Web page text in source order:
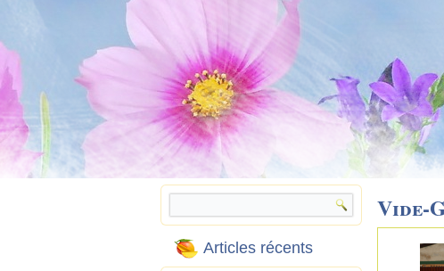
Articles récents
Vide-